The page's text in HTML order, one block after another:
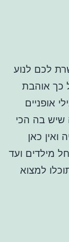
לכם לנוע
כך אוהבת
אופניים
שיש בה הכי
ואין כאן
מילדים ועד
למצוא